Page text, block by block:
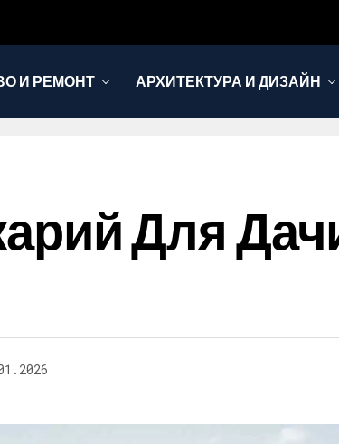
И РЕМОНТ АРХИТЕКТУРА И ДИЗАЙН
Для